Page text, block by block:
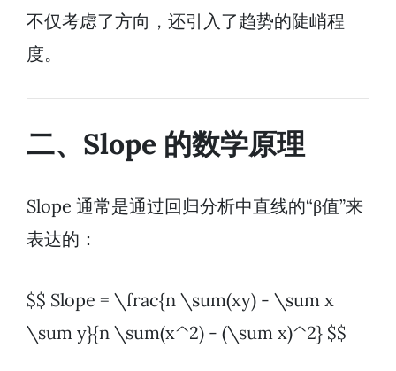
不仅考虑了方向，还引入了趋势的陡峭程
度。
二、Slope 的数学原理
Slope 通常是通过回归分析中直线的“β值”来
表达的：
$$ Slope = \frac{n \sum(xy) - \sum x
\sum y}{n \sum(x^2) - (\sum x)^2} $$